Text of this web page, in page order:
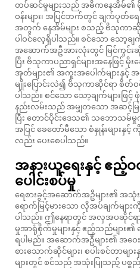
တပ်ဆင်မှုများသည် အဓိကနေအိမ်၏ မိုးခ
ဝန်းများ၊ အပြင်ဘက်တွင် ချက်ပုတ်ရေ
အတွက် နေအိမ်များ စသည့် ဗိသုကာဆို
ပါဝင်လေ့ရှိပါသည်။ စင်သော သော့ချ
အဆောက်အဦအားလုံးတွင် မြင်ကွင်းဆို
ပြီး ဗိသုကာပညာရှင်များအနေဖြင့် မိုးခ
အုတ်များ၏ အကူးအပေါက်များနှင့်
မျိုးပြောင်းလဲ၍ ဗိသုကာဆိုင်ရာ စိတ်ဝ
ပါသည်။ စင်သော သော့ချက်များဖြ
နည်းလမ်းသည် အမျှတသော အဆင့်မြင့်
ပြီး တောင်ပိုင်းဒေသ၏ သဘောသ
အပြင် ခေတော်မီသော စံနှုန်းများ
လည်း ပေးစေပါသည်။
အနားယူရေးနှင့် ဧည့်
ပေါင်းစပ်မှု
ရေစားခွင့်အဆောက်အဦများ၏ အသုံ
ရောက်မြင့်မားသော လိုအပ်ချက်များ
ပါသည်။ ဤနေရာတွင် အလှအပဆိုင်ရ
မှုအာရုံစိုက်မှုများနှင့် ဧည့်သည်များ၏
ရပါမည်။ အဆောက်အဦများ၏ အဝေ
စားသောက်ဆိုင်များ၊ စပါးစင်တာမ
များတွင် စင်သည် အသုံးပြုသည့် ပစ္စ